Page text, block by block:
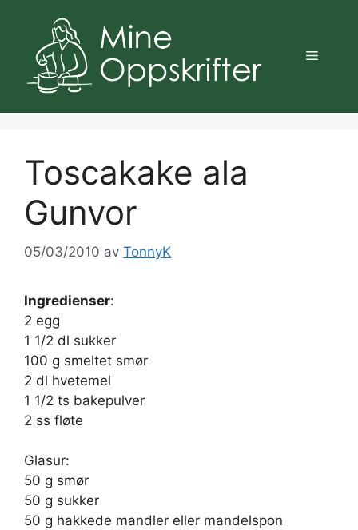
innhold
Meny
Toscakake ala
Gunvor
05/03/2010 av TonnyK
Ingredienser:
2 egg
1 1/2 dl sukker
100 g smeltet smør
2 dl hvetemel
1 1/2 ts bakepulver
2 ss fløte
Glasur:
50 g smør
50 g sukker
50 g hakkede mandler eller mandelspon